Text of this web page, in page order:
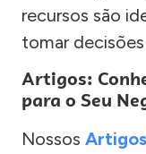
recursos são
tomar
Artigos:
para o Seu
Nossos Artigos